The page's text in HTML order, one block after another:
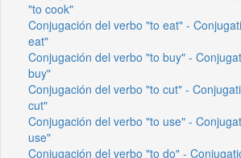
"to cook"
Conjugación del verbo "to eat" -
eat"
Conjugación del verbo "to buy" -
buy"
Conjugación del verbo "to cut" -
cut"
Conjugación del verbo "to use" -
use"
Conjugación del verbo "to do" -